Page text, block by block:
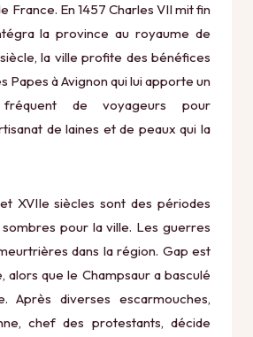
France. En 1457 Charles VII mit fin
la province au royaume de
la ville profite des bénéfices
Papes à Avignon qui lui apporte un
de voyageurs pour
de laines et de peaux qui la
XVIIe siècles sont des périodes
pour la ville. Les guerres
dans la région. Gap est
alors que le Champsaur a basculé
Après diverses escarmouches,
chef des protestants, décide